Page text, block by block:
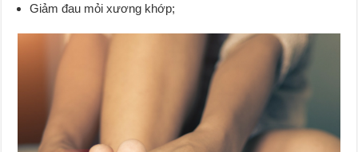
Giảm đau mỏi xương khớp;